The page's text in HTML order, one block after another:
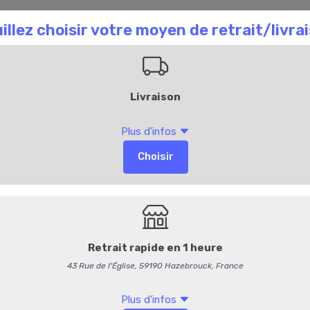
Chombart Commandez en ligne
3,30 €/ Pièce
-